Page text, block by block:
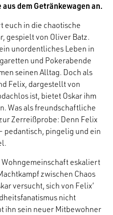
dem Getränkewagen an.
euch in die chaotische
gespielt von Oliver Batz.
unordentliches Leben in
und Pokerabende
seinen Alltag. Doch als
Felix, dargestellt von
ist, bietet Oskar ihm
Was als freundschaftliche
Zerreißprobe: Denn Felix
pedantisch, pingelig und ein
eskaliert
zwischen Chaos
versucht, sich von Felix’
nicht
ihn sein neuer Mitbewohner